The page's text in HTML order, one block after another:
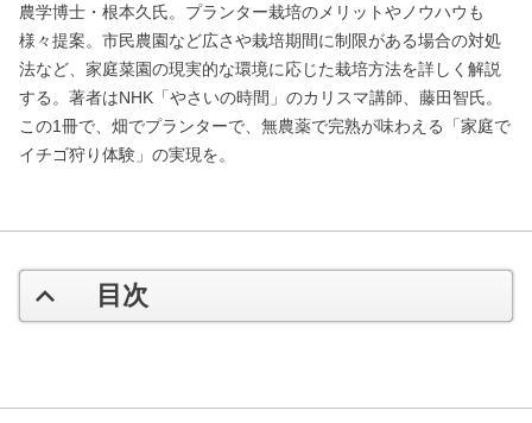
農学博士・根本久氏。プランター栽培のメリットやノウハウも
様々提案。市民農園など広さや栽培期間に制限がある場合の対処
法など、家庭菜園の現実的な環境に応じた栽培方法を詳しく解説
する。著者はNHK「やさいの時間」のカリスマ講師、藤田智氏。
この1冊で、畑でプランターで、無農薬で完熟が味わえる「家庭で
イチゴ狩り体験」の実現を。
目次